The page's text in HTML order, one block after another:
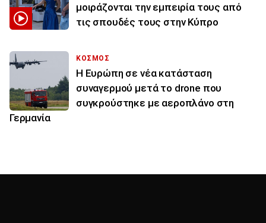
μοιράζονται την εμπειρία τους από
τις σπουδές τους στην Κύπρο
ΚΟΣΜΟΣ
Η Ευρώπη σε νέα κατάσταση
συναγερμού μετά το drone που
συγκρούστηκε με αεροπλάνο στη
Γερμανία